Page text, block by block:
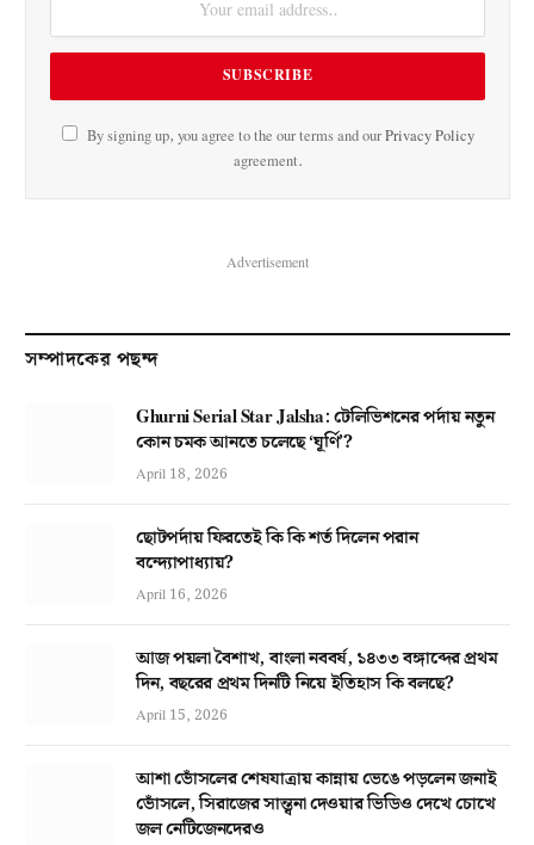
By signing up, you agree to the our terms and ourPrivacy Policy
agreement.
Advertisement
সম্পাদকের পছন্দ
Ghurni Serial Star Jalsha: টেলিভিশনের পর্দায় নতুন
কোন চমক আনতে চলেছে ‘ঘূর্ণি’?
April 18, 2026
ছোটপর্দায় ফিরতেই কি কি শর্ত দিলেন পরান
বন্দ্যোপাধ্যায়?
April 16, 2026
আজ পয়লা বৈশাখ, বাংলা নববর্ষ, ১৪৩৩ বঙ্গাব্দের প্রথম
দিন, বছরের প্রথম দিনটি নিয়ে ইতিহাস কি বলছে?
April 15, 2026
আশা ভোঁসলের শেষযাত্রায় কান্নায় ভেঙে পড়লেন জনাই
ভোঁসলে, সিরাজের সান্ত্বনা দেওয়ার ভিডিও দেখে চোখে
জল নেটিজেনদেরও